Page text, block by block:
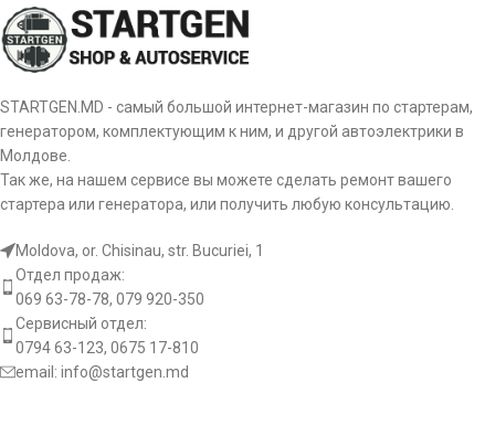
dq:
диодов
da:
Сила тока
b+: Диаметр B+ M8
bl:
Длина болта
B+
15 mm
tq:
Количество
терминалов
da:
Сила тока
диода
40 amp
tq:
Количество
терминалов
4 pcs
STARTGEN.MD - самый большой интернет-магазин по стартерам,
генератором, комплектующим к ним, и другой автоэлектрики в
Молдове.
Так же, на нашем сервисе вы можете сделать ремонт вашего
стартера или генератора, или получить любую консультацию.
Moldova, or. Chisinau, str. Bucuriei, 1
Отдел продаж:
069 63-78-78, 079 920-350
Сервисный отдел:
0794 63-123, 0675 17-810
email: info@startgen.md